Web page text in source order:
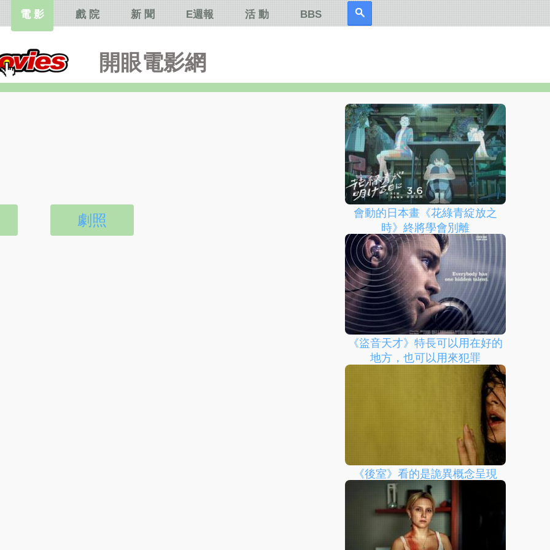
開眼電影網
電 影 戲 院 新 聞 E週報 活 動 BBS
劇照
會動的日本畫《花綠青綻放之
時》終將學會別離
《盜音天才》特長可以用在好的
地方，也可以用來犯罪
《後室》看的是詭異概念呈現